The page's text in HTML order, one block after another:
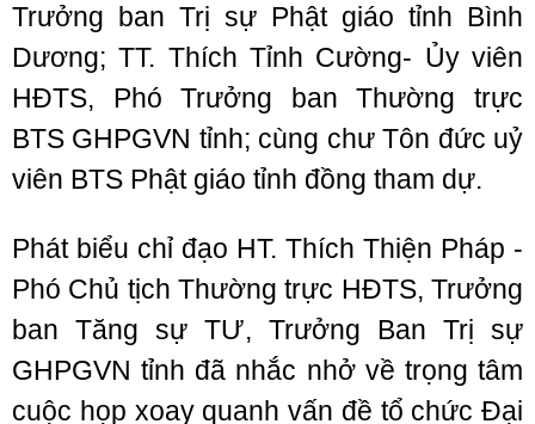
Trưởng ban Trị sự Phật giáo tỉnh Bình
Dương; TT. Thích Tỉnh Cường- Ủy viên
HĐTS, Phó Trưởng ban Thường trực
BTS GHPGVN tỉnh; cùng chư Tôn đức uỷ
viên BTS Phật giáo tỉnh đồng tham dự.
Phát biểu chỉ đạo HT. Thích Thiện Pháp -
Phó Chủ tịch Thường trực HĐTS, Trưởng
ban Tăng sự TƯ, Trưởng Ban Trị sự
GHPGVN tỉnh đã nhắc nhở về trọng tâm
cuộc họp xoay quanh vấn đề tổ chức Đại